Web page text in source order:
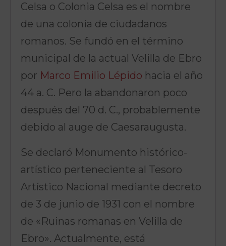
Celsa o Colonia Celsa es el nombre
de una colonia de ciudadanos
romanos. Se fundó en el término
municipal de la actual Velilla de Ebro
por Marco Emilio Lépido hacia el año
44 a. C. Pero la abandonaron poco
después del 70 d. C., probablemente
debido al auge de Caesaraugusta.
Se declaró Monumento histórico-
artístico perteneciente al Tesoro
Artístico Nacional mediante decreto
de 3 de junio de 1931 ​ con el nombre
de «Ruinas romanas en Velilla de
Ebro». Actualmente, está